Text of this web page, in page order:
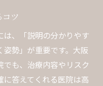
対応で判断
の質問リスト公開
質問のポイント
い質問リスト
ツ
、「説明の分かりやす
勢」が重要です。大阪
も、治療内容やリスク
答えてくれる医院は高